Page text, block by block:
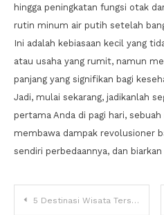
hingga peningkatan fungsi otak
rutin minum air putih setelah
Ini adalah kebiasaan kecil yang
atau usaha yang rumit, namun
panjang yang signifikan bagi
Jadi, mulai sekarang, jadikanlah
pertama Anda di pagi hari,
membawa dampak revolusioner
sendiri perbedaannya, dan
Navigasi
5 Destinasi Wisata Tersembunyi di Yogyakarta yang Jarang Diketahui